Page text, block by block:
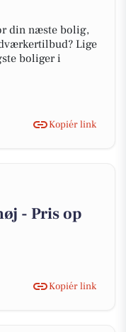
din næste bolig,
Lige
boliger i
Kopiér link
- Pris op
Kopiér link